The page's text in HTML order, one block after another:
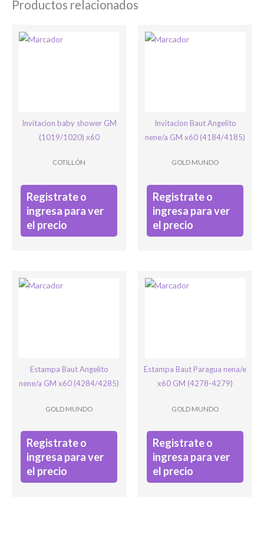
Productos relacionados
Invitacion baby shower GM
(1019/1020) x60
COTILLÓN
Registrate o
ingresa para ver
el precio
Invitacion Baut Angelito
nene/a GM x60 (4184/4185)
GOLD MUNDO
Registrate o
ingresa para ver
el precio
Estampa Baut Angelito
nene/a GM x60 (4284/4285)
GOLD MUNDO
Registrate o
ingresa para ver
el precio
Estampa Baut Paragua nena/e
x60 GM (4278-4279)
GOLD MUNDO
Registrate o
ingresa para ver
el precio
O completa el Formulario de registro
Bienvenido/a
Ingresar